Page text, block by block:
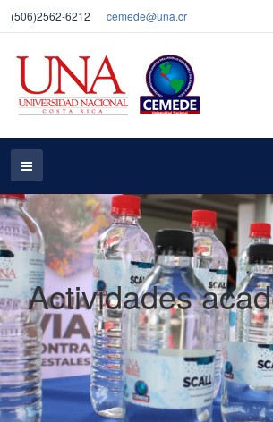
(506)2562-6212 cemede@una.cr
Actividades